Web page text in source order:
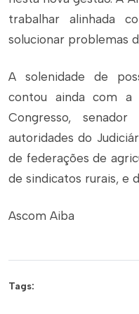
trabalhar alinhada
solucionar problemas
A solenidade de
contou ainda com a
Congresso,
autoridades do
de federações de
de sindicatos rurais, e
Ascom Aiba
Tags: